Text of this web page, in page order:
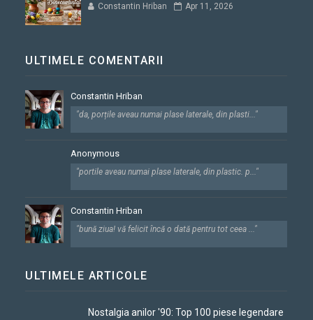
Constantin Hriban Apr 11, 2026
ULTIMELE COMENTARII
Constantin Hriban
"da, porțile aveau numai plase laterale, din plasti..."
Anonymous
"portile aveau numai plase laterale, din plastic. p..."
Constantin Hriban
"bună ziua! vă felicit încă o dată pentru tot ceea ..."
ULTIMELE ARTICOLE
Nostalgia anilor '90: Top 100 piese legendare